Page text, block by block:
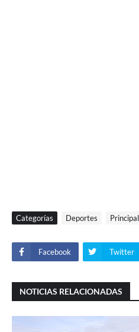
Categorías Deportes Principal
Facebook Twitter
NOTICIAS RELACIONADAS